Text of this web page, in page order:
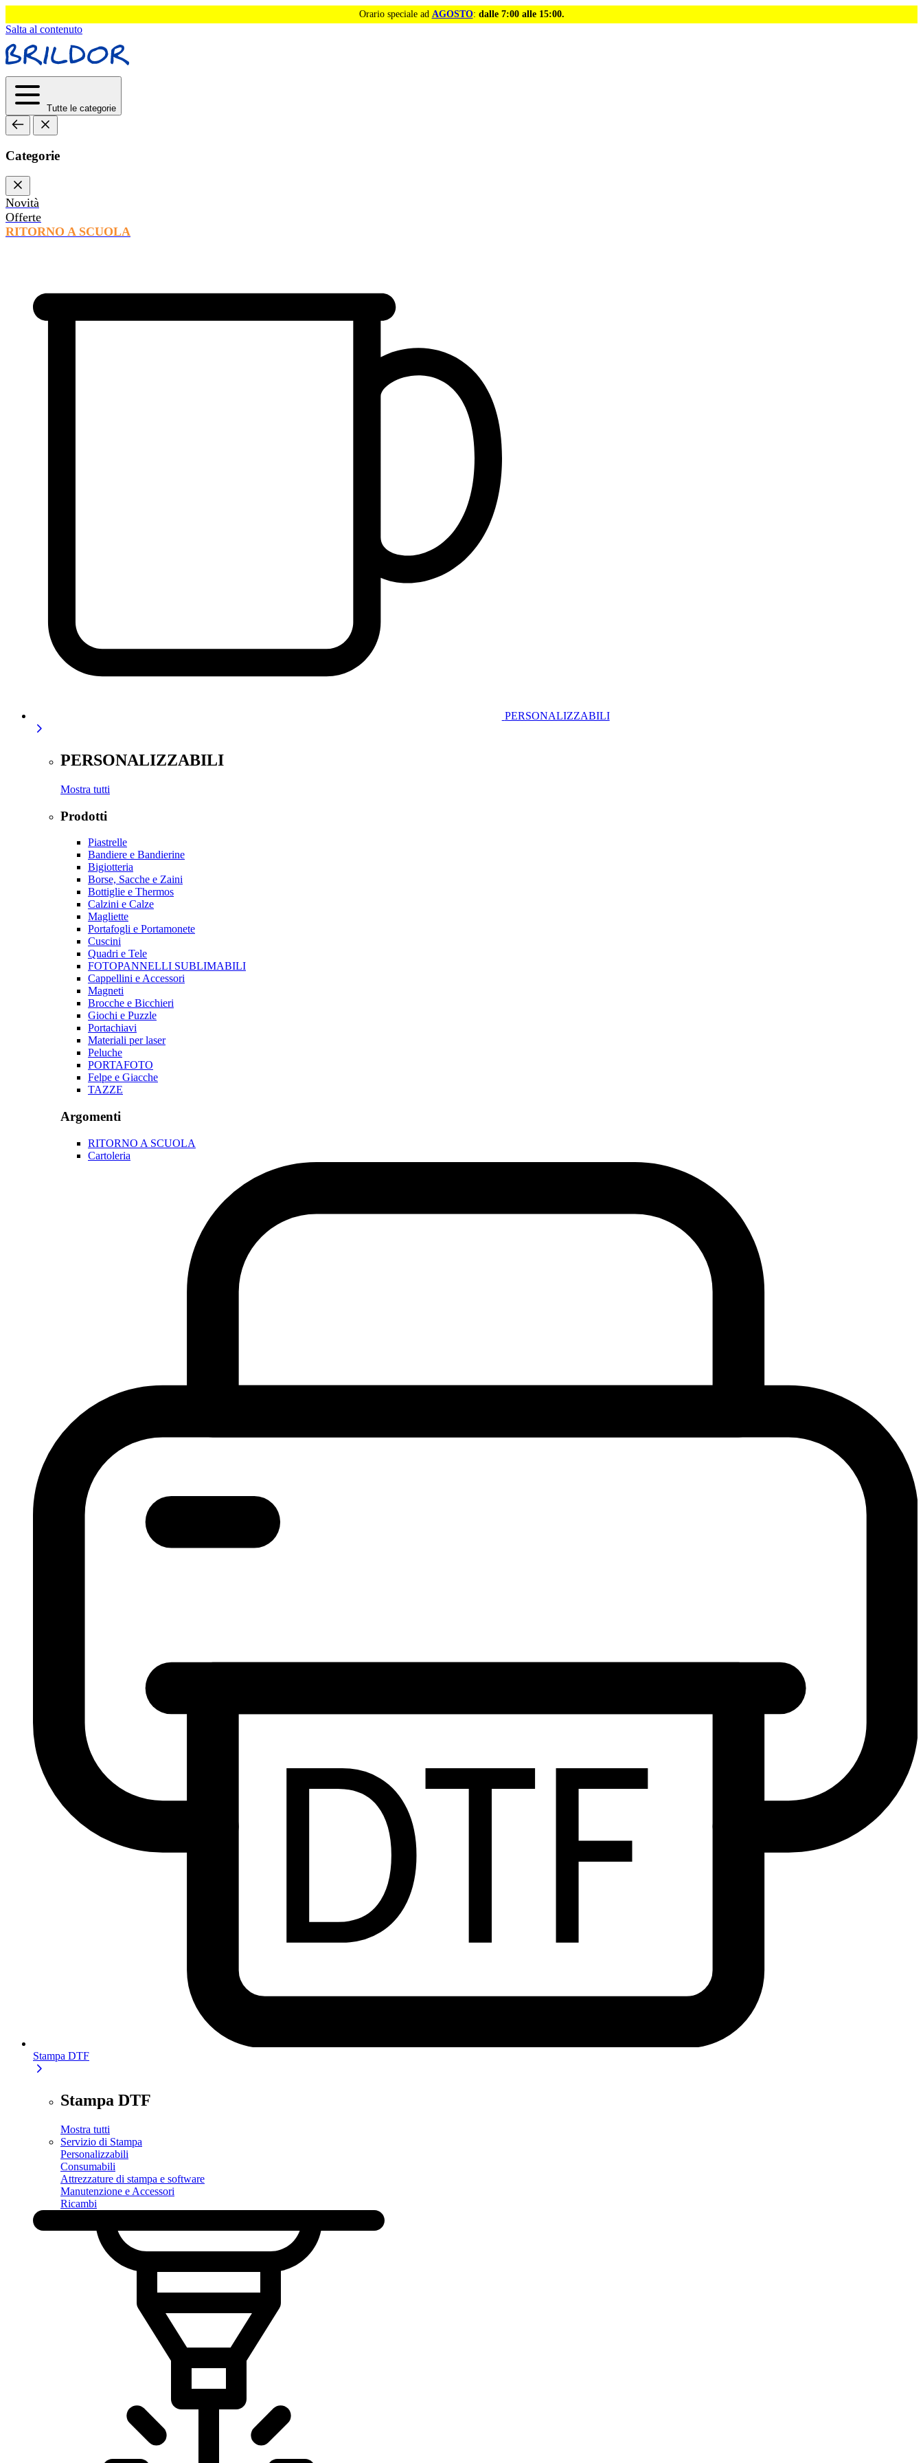
Orario speciale ad AGOSTO: dalle 7:00 alle 15:00.
Salta al contenuto
Tutte le categorie
Categorie
Novità
Offerte
RITORNO A SCUOLA
PERSONALIZZABILI
PERSONALIZZABILI
Mostra tutti
Prodotti
Piastrelle
Bandiere e Bandierine
Bigiotteria
Borse, Sacche e Zaini
Bottiglie e Thermos
Calzini e Calze
Magliette
Portafogli e Portamonete
Cuscini
Quadri e Tele
FOTOPANNELLI SUBLIMABILI
Cappellini e Accessori
Magneti
Brocche e Bicchieri
Giochi e Puzzle
Portachiavi
Materiali per laser
Peluche
PORTAFOTO
Felpe e Giacche
TAZZE
Argomenti
RITORNO A SCUOLA
Cartoleria
Stampa DTF
Stampa DTF
Mostra tutti
Servizio di Stampa
Personalizzabili
Consumabili
Attrezzature di stampa e software
Manutenzione e Accessori
Ricambi